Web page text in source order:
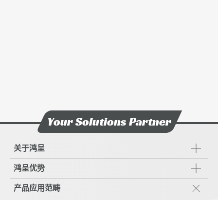
Your Solutions Partner
关于鸿呈
鸿呈优势
产品应用范畴